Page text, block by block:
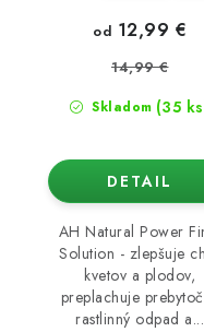
Skladom (35
od 12,99 €
14,99 €
DETAIL
AH Natural Power
Solution - zlepšuje
kvetov a plodov,
preplachuje
rastlinný odpad a...